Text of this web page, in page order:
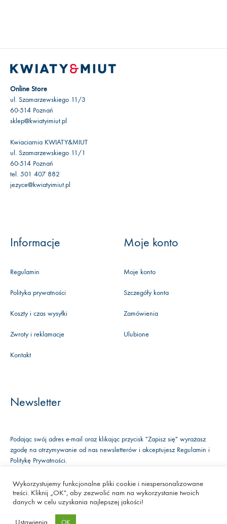
Online Store
ul. Szamarzewskiego 11/3
60-514 Poznań
sklep@kwiatyimiut.pl
Kwiaciarnia KWIATY&MIUT
ul. Szamarzewskiego 11/1
60-514 Poznań
tel. 501 407 882
jezyce@kwiatyimiut.pl
Informacje
Regulamin
Polityka prywatności
Koszty i czas wysyłki
Zwroty i reklamacje
Kontakt
Moje konto
Moje konto
Szczegóły konta
Zamówienia
Ulubione
Newsletter
Podając swój adres e-mail oraz klikając przycisk "Zapisz się" wyrażasz
zgodę na otrzymywanie od nas newsletterów i akceptujesz Regulamin i
Politykę Prywatności.
FacebookInstagram
Youtube
Wykorzystujemy funkcjonalne pliki cookie i niespersonalizowane
treści. Kliknij „OK", aby zezwolić nam na wykorzystanie twoich
danych w celu uzyskania najlepszej jakości!
Ustawienia OK